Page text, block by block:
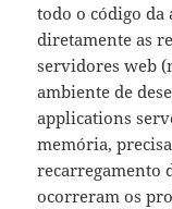
todo o código
diretamente as
servidores web
ambiente de
applications
memória,
recarregamento
ocorreram os